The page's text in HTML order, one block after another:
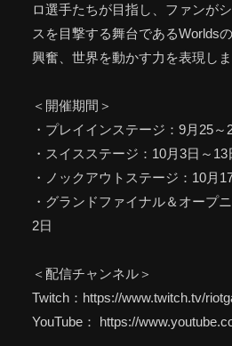
ロ選手たちが目指し、ファンが
スを目撃する舞台であるWorlds
興奮、世界を動かす力を表現しま
＜開催期間＞
・プレイインステージ：9月25～
・スイスステージ：10月3日～13
・ノックアウトステージ：10月
・グランドファイナル＆オープ
2日
＜配信チャンネル＞
Twitch：https://www.twitch.tv/
YouTube： https://